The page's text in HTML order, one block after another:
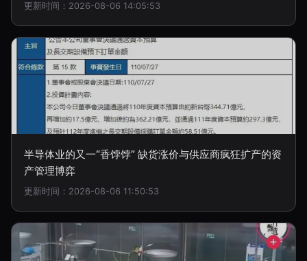
更新时间：2026-08-06 14:05:53
半导体业的又一“香饽饽” 缺货涨价与供应商疯狂扩产的资
产管理博弈
更新时间：2026-08-06 11:50:53